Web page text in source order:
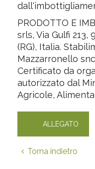
PRODOTTO E
srls, Via Gulfi 213,
(RG), Italia.
Mazzarronello
Certificato da
autorizzato dal
Agricole,
ALLEGATO
Torna indietro